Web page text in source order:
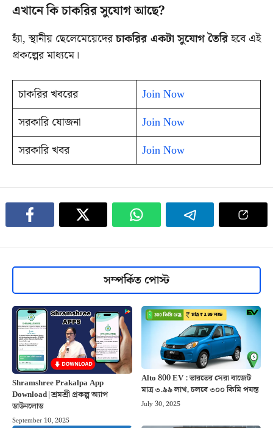
এখানে কি চাকরির সুযোগ আছে?
হ্যাঁ, স্থানীয় ছেলেমেয়েদেরচাকরির একটা সুযোগ তৈরিহবে এই
প্রকল্পের মাধ্যমে।
চাকরির খবরের
Join Now
সরকারি যোজনা
Join Now
সরকারি খবর
Join Now
সম্পর্কিত পোস্ট
Shramshree Prakalpa App
Download|শ্রমশ্রী প্রকল্প অ্যাপ
ডাউনলোড
September 10, 2025
Alto 800 EV : ভারতের সেরা বাজেট
মাত্র ৩.৯৯ লাখ, চলবে ৩০০ কিমি পযন্ত
July 30, 2025